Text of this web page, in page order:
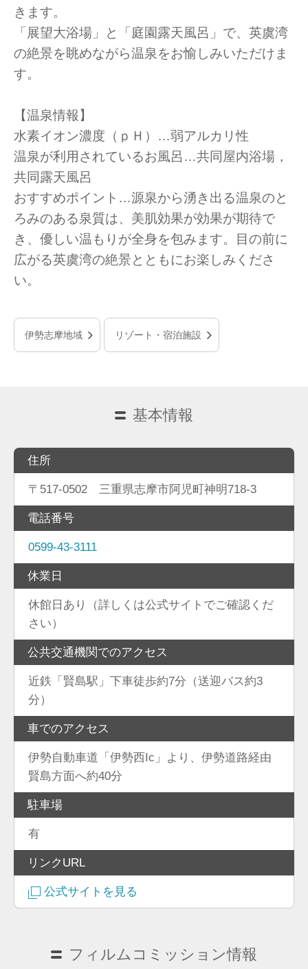
きます。
「展望大浴場」と「庭園露天風呂」で、英虞湾
の絶景を眺めながら温泉をお愉しみいただけま
す。
【温泉情報】
水素イオン濃度（ｐＨ）…弱アルカリ性
温泉が利用されているお風呂…共同屋内浴場，
共同露天風呂
おすすめポイント…源泉から湧き出る温泉のと
ろみのある泉質は、美肌効果が効果が期待で
き、優しい温もりが全身を包みます。目の前に
広がる英虞湾の絶景とともにお楽しみくださ
い。
伊勢志摩地域 リゾート・宿泊施設
基本情報
住所
〒517-0502 三重県志摩市阿児町神明718-3
電話番号
0599-43-3111
休業日
休館日あり（詳しくは公式サイトでご確認くだ
さい）
公共交通機関でのアクセス
近鉄「賢島駅」下車徒歩約7分（送迎バス約3
分）
車でのアクセス
伊勢自動車道「伊勢西Ic」より、伊勢道路経由
賢島方面へ約40分
駐車場
有
リンクURL
公式サイトを見る
フィルムコミッション情報